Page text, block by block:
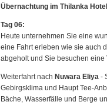
Übernachtung im Thilanka
Tag 06:
Heute unternehmen Sie eine
eine Fahrt erleben wie sie auch
abgeholt und Sie besuchen eine
Weiterfahrt nach Nuwara Eliya -
Gebirgsklima und Haupt Tee-
Bäche, Wasserfälle und Berge